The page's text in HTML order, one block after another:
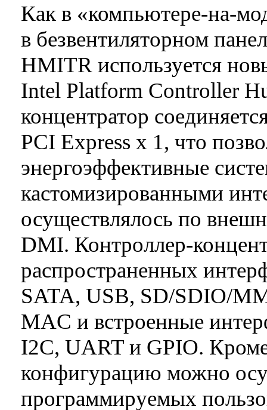
Как в «компьютере-на-
в безвентиляторном
HMITR используется
Intel Platform Controller
концентратор
PCI Express x 1, что
энергоэффективные
кастомизированными
осуществлялось по
DMI. Контроллер-
распространенных
SATA, USB, SD/SDIO/
MAC и встроенные
I2C, UART и GPIO.
конфигурацию можно
программируемых